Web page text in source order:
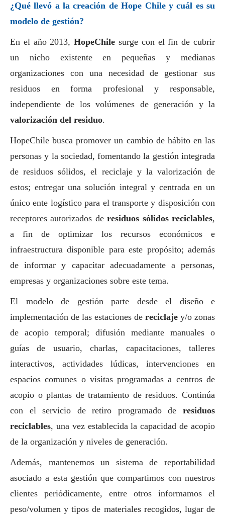
¿Qué llevó a la creación de Hope Chile y cuál es su
modelo de gestión?
En el año 2013,HopeChilesurge con el fin de cubrir
un nicho existente en pequeñas y medianas
organizaciones con una necesidad de gestionar sus
residuos en forma profesional y responsable,
independiente de los volúmenes de generación y la
valorización del residuo.
HopeChile busca promover un cambio de hábito en las
personas y la sociedad, fomentando la gestión integrada
de residuos sólidos, el reciclaje y la valorización de
estos; entregar una solución integral y centrada en un
único ente logístico para el transporte y disposición con
receptores autorizados deresiduos sólidos reciclables,
a fin de optimizar los recursos económicos e
infraestructura disponible para este propósito; además
de informar y capacitar adecuadamente a personas,
empresas y organizaciones sobre este tema.
El modelo de gestión parte desde el diseño e
implementación de las estaciones de reciclaje y/o zonas
de acopio temporal; difusión mediante manuales o
guías de usuario, charlas, capacitaciones, talleres
interactivos, actividades lúdicas, intervenciones en
espacios comunes o visitas programadas a centros de
acopio o plantas de tratamiento de residuos. Continúa
con el servicio de retiro programado de residuos
reciclables, una vez establecida la capacidad de acopio
de la organización y niveles de generación.
Además, mantenemos un sistema de reportabilidad
asociado a esta gestión que compartimos con nuestros
clientes periódicamente, entre otros informamos el
peso/volumen y tipos de materiales recogidos, lugar de